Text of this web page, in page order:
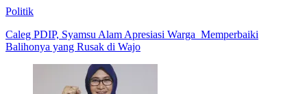
Politik
Caleg PDIP, Syamsu Alam Apresiasi Warga Memperbaiki
Balihonya yang Rusak di Wajo